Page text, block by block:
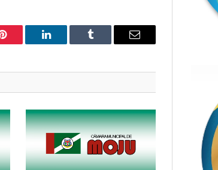
Pinterest
O
Tumblr
E-